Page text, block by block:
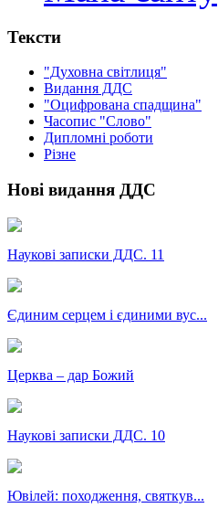
Тексти
"Духовна світлиця"
Видання ДДС
"Оцифрована спадщина"
Часопис "Слово"
Дипломні роботи
Різне
Нові видання ДДС
Наукові записки ДДС. 11
Єдиним серцем і єдиними вус...
Церква – дар Божий
Наукові записки ДДС. 10
Ювілей: походження, святкув...